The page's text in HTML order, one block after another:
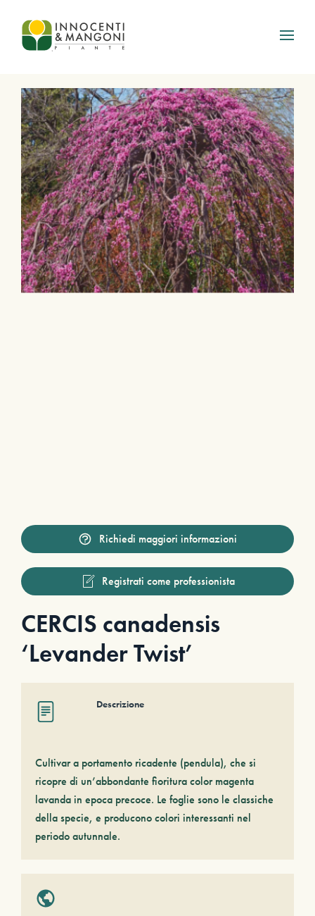
Skip to main content
Richiedi maggiori informazioni
Registrati come professionista
CERCIS canadensis
‘Levander Twist’
Descrizione
Cultivar a portamento ricadente (pendula), che si
ricopre di un’abbondante fioritura color magenta
lavanda in epoca precoce. Le foglie sono le classiche
della specie, e producono colori interessanti nel
periodo autunnale.